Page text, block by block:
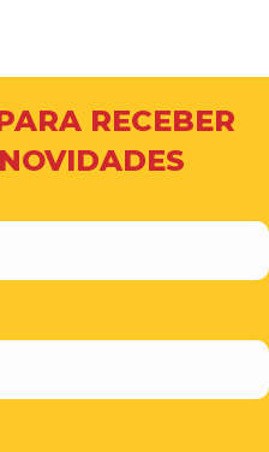
RECEBER